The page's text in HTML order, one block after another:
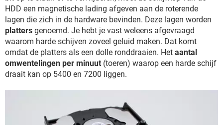
HDD een magnetische lading afgeven aan de roterende
lagen die zich in de hardware bevinden. Deze lagen worden
platters genoemd. Je hebt je vast weleens afgevraagd
waarom harde schijven zoveel geluid maken. Dat komt
omdat de platters als een dolle ronddraaien. Het aantal
omwentelingen per minuut (toeren) waarop een harde schijf
draait kan op 5400 en 7200 liggen.